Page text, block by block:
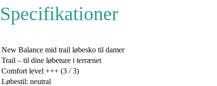
Specifikationer
New Balance mid trail løbesko til damer
Trail – til dine løbeture i terrænet
Comfort level +++ (3 / 3)
Løbestil: neutral